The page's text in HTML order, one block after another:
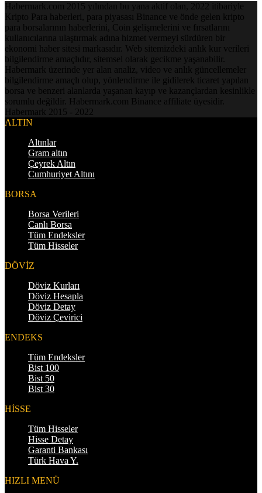
Habermark.com 2015 yılından bu yana aktif olan, 2022 itibariyle
Kripto Para haberleri, para piyasası Binance ve önde gelen kripto
para borsalarının haberlerini, Coin gelişmelerini ve fırsatlarını
kullanıcılarına ulaştırmak adına hizmet vermeyi sürdüren bir
ekonomi haber sitesi markasıdır. Web sitemizdeki anlık kur verileri
bilgilendirme amaçlıdır, sitemsel olarak gecikme yaşanabilir.
Habermark üzerinde yer alan analiz, video ve anlık güncellemeler
bilgilendirme amaçlı olup, yönlendirme ile gidilerek ticaret yapılan
borsa ve benzeri alanlarda yaşanan kayıp ve kazançlardan kesinlikle
sorumlu değildir. Habermark.com Binance affiliate üyesidir.
Habermark 2015 - 2022
ALTIN
Altınlar
Gram altın
Çeyrek Altın
Cumhuriyet Altını
BORSA
Borsa Verileri
Canlı Borsa
Tüm Endeksler
Tüm Hisseler
DÖVİZ
Döviz Kurları
Döviz Hesapla
Döviz Detay
Döviz Çevirici
ENDEKS
Tüm Endeksler
Bist 100
Bist 50
Bist 30
HİSSE
Tüm Hisseler
Hisse Detay
Garanti Bankası
Türk Hava Y.
HIZLI MENÜ